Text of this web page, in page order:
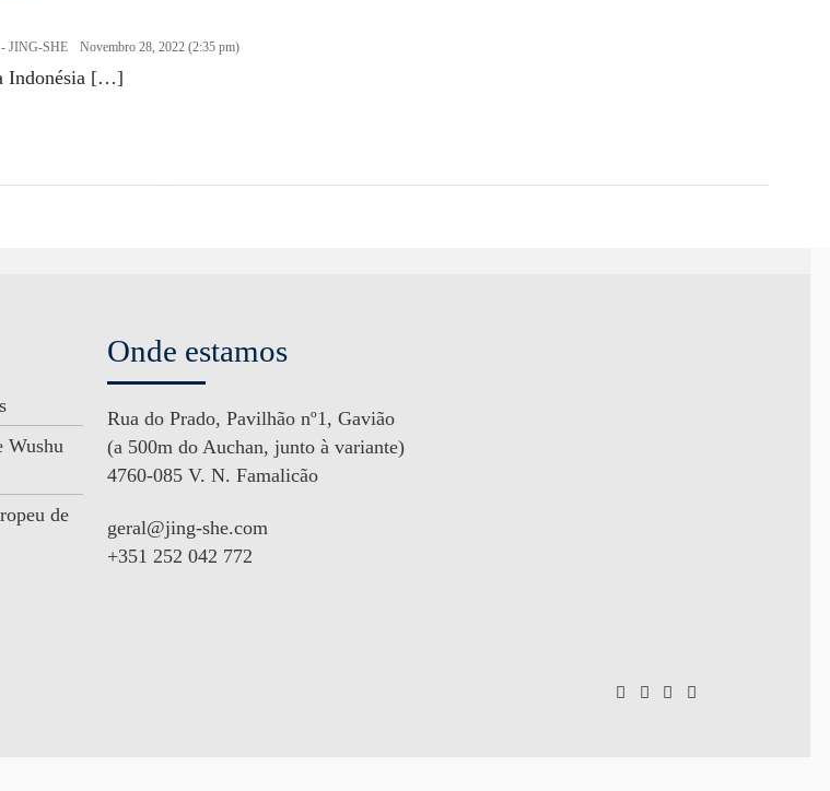
- JING-SHE Novembro 28, 2022 (2:35 pm)
Indonésia […]
Wushu
de
Onde estamos
Rua do Prado, Pavilhão nº1, Gavião
(a 500m do Auchan, junto à variante)
4760-085 V. N. Famalicão
geral@jing-she.com
+351 252 042 772